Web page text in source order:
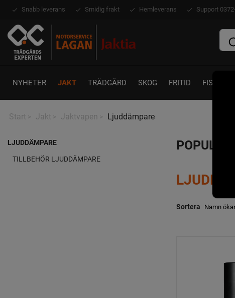
Snabb leverans Smidig frakt Hemleverans Support
NYHETER JAKT TRÄDGÅRD SKOG FRITID FISKE
Start > Jakt > Jaktvapen > Ljuddämpare
LJUDDÄMPARE
TILLBEHÖR LJUDDÄMPARE
Sortera